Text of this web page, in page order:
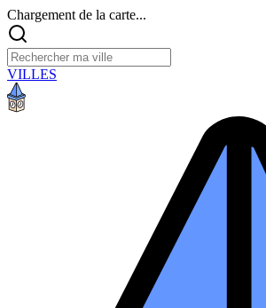
Chargement de la carte...
VILLES